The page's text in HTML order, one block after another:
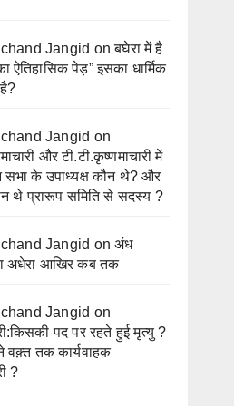
Jangid onबघेरा में है
ऐतिहासिक पेड़” इसका धार्मिक
Jangid on
और टी.टी.कृष्णमाचारी में
सभा के उपाध्यक्ष कौन थे? और
थे प्रारूप समिति से सदस्य ?
Jangid onअंध
अधेरा आखिर कब तक
Jangid on
पद पर रहते हुई मृत्यु ?
वक़्त तक कार्यवाहक
?